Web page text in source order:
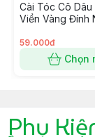
Cài Tóc Cô
Viền Vàng Đính
Cưới Handmade
GIANGPKC Mẫu
t8*2026
59.000đ
Chọn
Phụ